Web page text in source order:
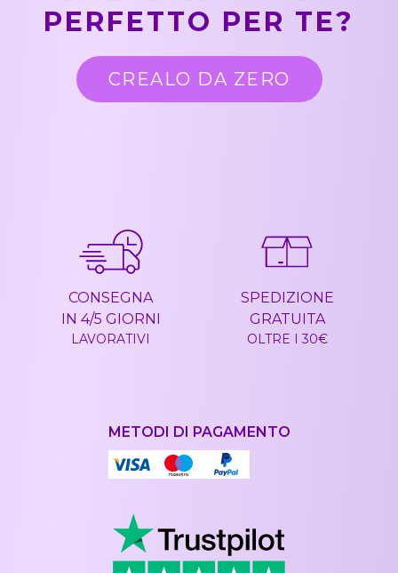
PERFETTO PER TE?
CREALO DA ZERO
CONSEGNA
IN 4/5 GIORNI
LAVORATIVI
SPEDIZIONE
GRATUITA
OLTRE I 30€
METODI DI PAGAMENTO